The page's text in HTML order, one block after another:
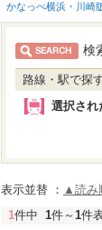
かなっぺ横浜・川崎
検
路線・駅で探
選択され
表示並替 ： ▲読み
1件中 1件～ 1件